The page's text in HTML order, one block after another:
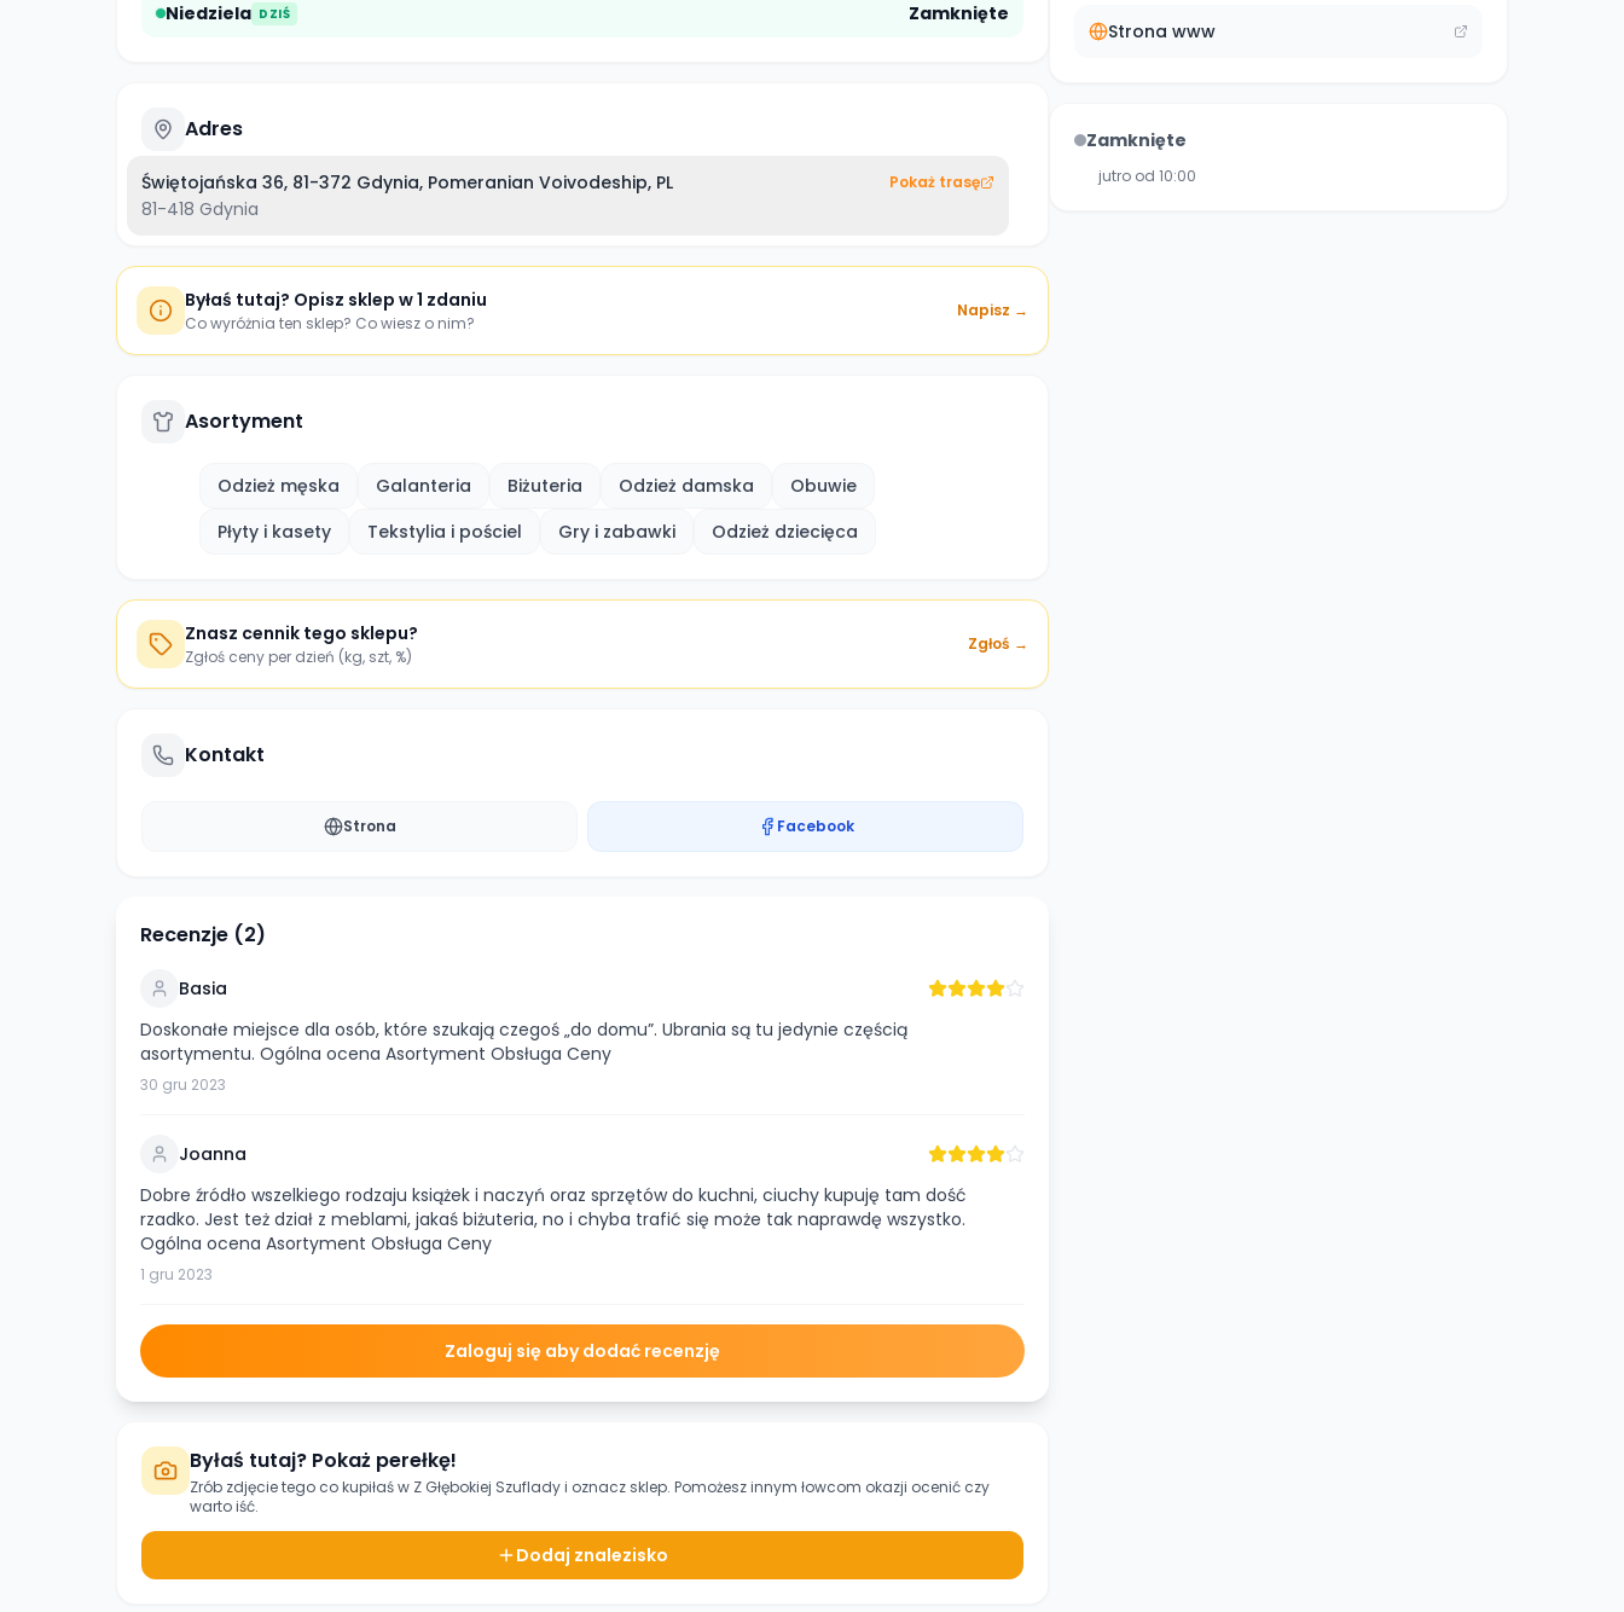
Niedziela DZIŚ Zamknięte
Adres
Świętojańska 36, 81-372 Gdynia, Pomeranian Voivodeship, PL
81-418 Gdynia
Pokaż trasę
Byłaś tutaj? Opisz sklep w 1 zdaniu
Co wyróżnia ten sklep? Co wiesz o nim?
Napisz →
Asortyment
Odzież męska Galanteria Biżuteria Odzież damska
Obuwie
Płyty i kasety
Tekstylia i pościel Gry i zabawki Odzież dziecięca
Znasz cennik tego sklepu?
Zgłoś ceny per dzień (kg, szt, %)
Zgłoś →
Kontakt
Strona Facebook
Recenzje (2)
Basia
Doskonałe miejsce dla osób, które szukają czegoś „do domu”. Ubrania są tu jedynie częścią
asortymentu. Ogólna ocena Asortyment Obsługa Ceny
30 gru 2023
Joanna
Dobre źródło wszelkiego rodzaju książek i naczyń oraz sprzętów do kuchni, ciuchy kupuję tam dość
rzadko. Jest też dział z meblami, jakaś biżuteria, no i chyba trafić się może tak naprawdę wszystko.
Ogólna ocena Asortyment Obsługa Ceny
1 gru 2023
Zaloguj się aby dodać recenzję
Byłaś tutaj? Pokaż perełkę!
Zrób zdjęcie tego co kupiłaś w Z Głębokiej Szufladyi oznacz sklep. Pomożesz innym łowcom okazji ocenić czy
warto iść.
Dodaj znalezisko
Strona www
Zamknięte
jutro od 10:00